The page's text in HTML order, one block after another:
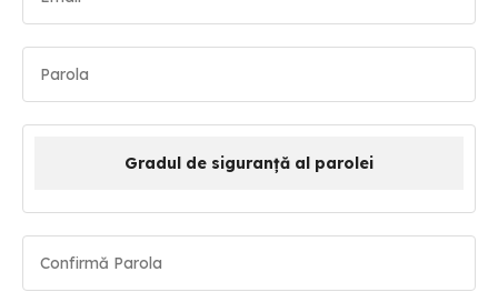
Gradul de siguranță al parolei